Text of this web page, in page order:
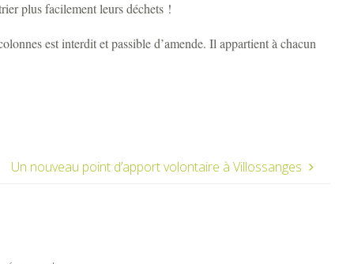
plus facilement leurs déchets !
est interdit et passible d’amende. Il appartient à chacun
Un nouveau point d’apport volontaire à Villossanges